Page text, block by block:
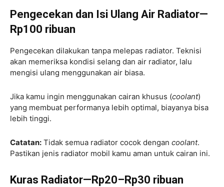
Pengecekan dan Isi Ulang Air Radiator—
Rp100 ribuan
Pengecekan dilakukan tanpa melepas radiator. Teknisi
akan memeriksa kondisi selang dan air radiator, lalu
mengisi ulang menggunakan air biasa.
Jika kamu ingin menggunakan cairan khusus (coolant)
yang membuat performanya lebih optimal, biayanya bisa
lebih tinggi.
Catatan: Tidak semua radiator cocok dengan coolant.
Pastikan jenis radiator mobil kamu aman untuk cairan ini.
Kuras Radiator—Rp20–Rp30 ribuan